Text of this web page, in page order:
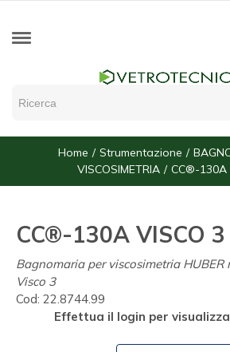
Home Strumentazione
VISCOSIMETRIA
CC®-130A
CC®-130A VISCO 3
Bagnomaria per viscosimetria
Visco 3
Cod: 22.8744.99
Effettua il login per